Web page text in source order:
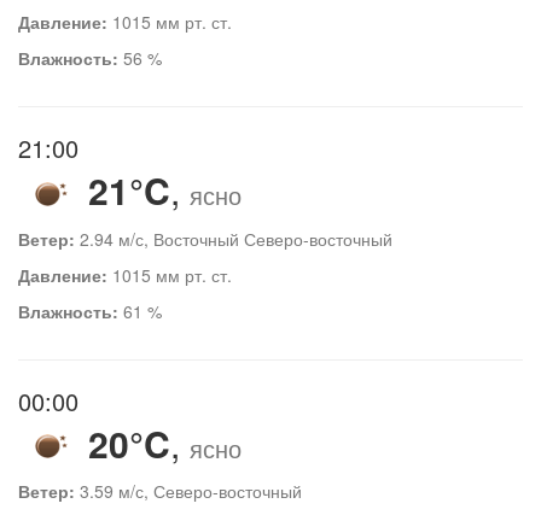
Давление: 1015 мм рт. ст.
Влажность: 56 %
21:00
21°C, ясно
Ветер: 2.94 м/с, Восточный Северо-восточный
Давление: 1015 мм рт. ст.
Влажность: 61 %
00:00
20°C, ясно
Ветер: 3.59 м/с, Северо-восточный